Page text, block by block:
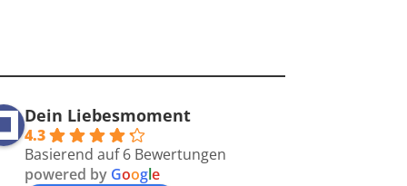
Dein Liebesmoment
4.3
Basierend auf 6 Bewertungen
powered by Google